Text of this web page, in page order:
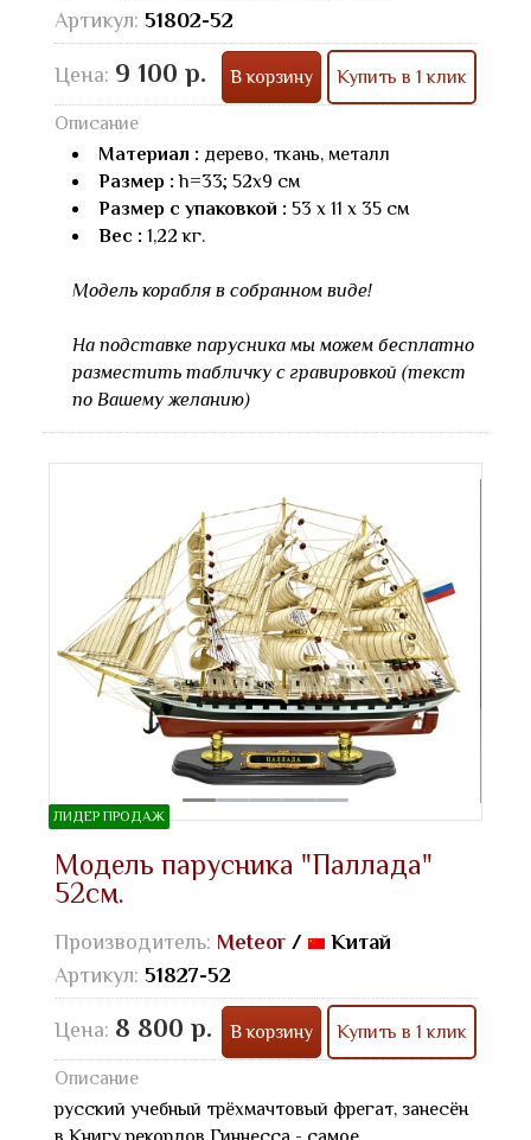
Артикул: 51802-52
Цена: 9 100 р. В корзину Купить в 1 клик
Описание
Материал : дерево, ткань, металл
Размер :h=33; 52х9 см
Размер с упаковкой : 53 х 11 х 35 см
Вес : 1,22 кг.
Модель корабля в собранном виде!
На подставке парусника мы можем бесплатно
разместить табличку с гравировкой (текст
по Вашему желанию)
ЛИДЕР ПРОДАЖ
Модель парусника "Паллада"
52см.
Производитель: Meteor /
Китай
Артикул: 51827-52
Цена: 8 800 р. В корзину Купить в 1 клик
Описание
русский учебный трёхмачтовый фрегат, занесён